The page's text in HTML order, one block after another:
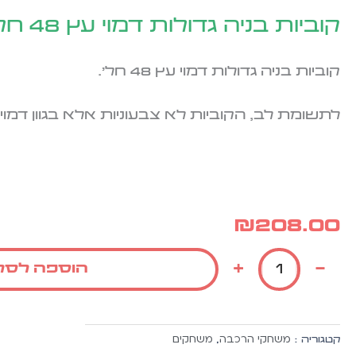
קוביות בניה גדולות דמוי עץ 48 חל'
קוביות בניה גדולות דמוי עץ 48 חל'.
לתשומת לב, הקוביות לא צבעוניות אלא בגוון
₪208.00
-
כמות
של
קוביות
גדולות
+ הוספה
קטגוריה : משחקי הרכבה, משחקים